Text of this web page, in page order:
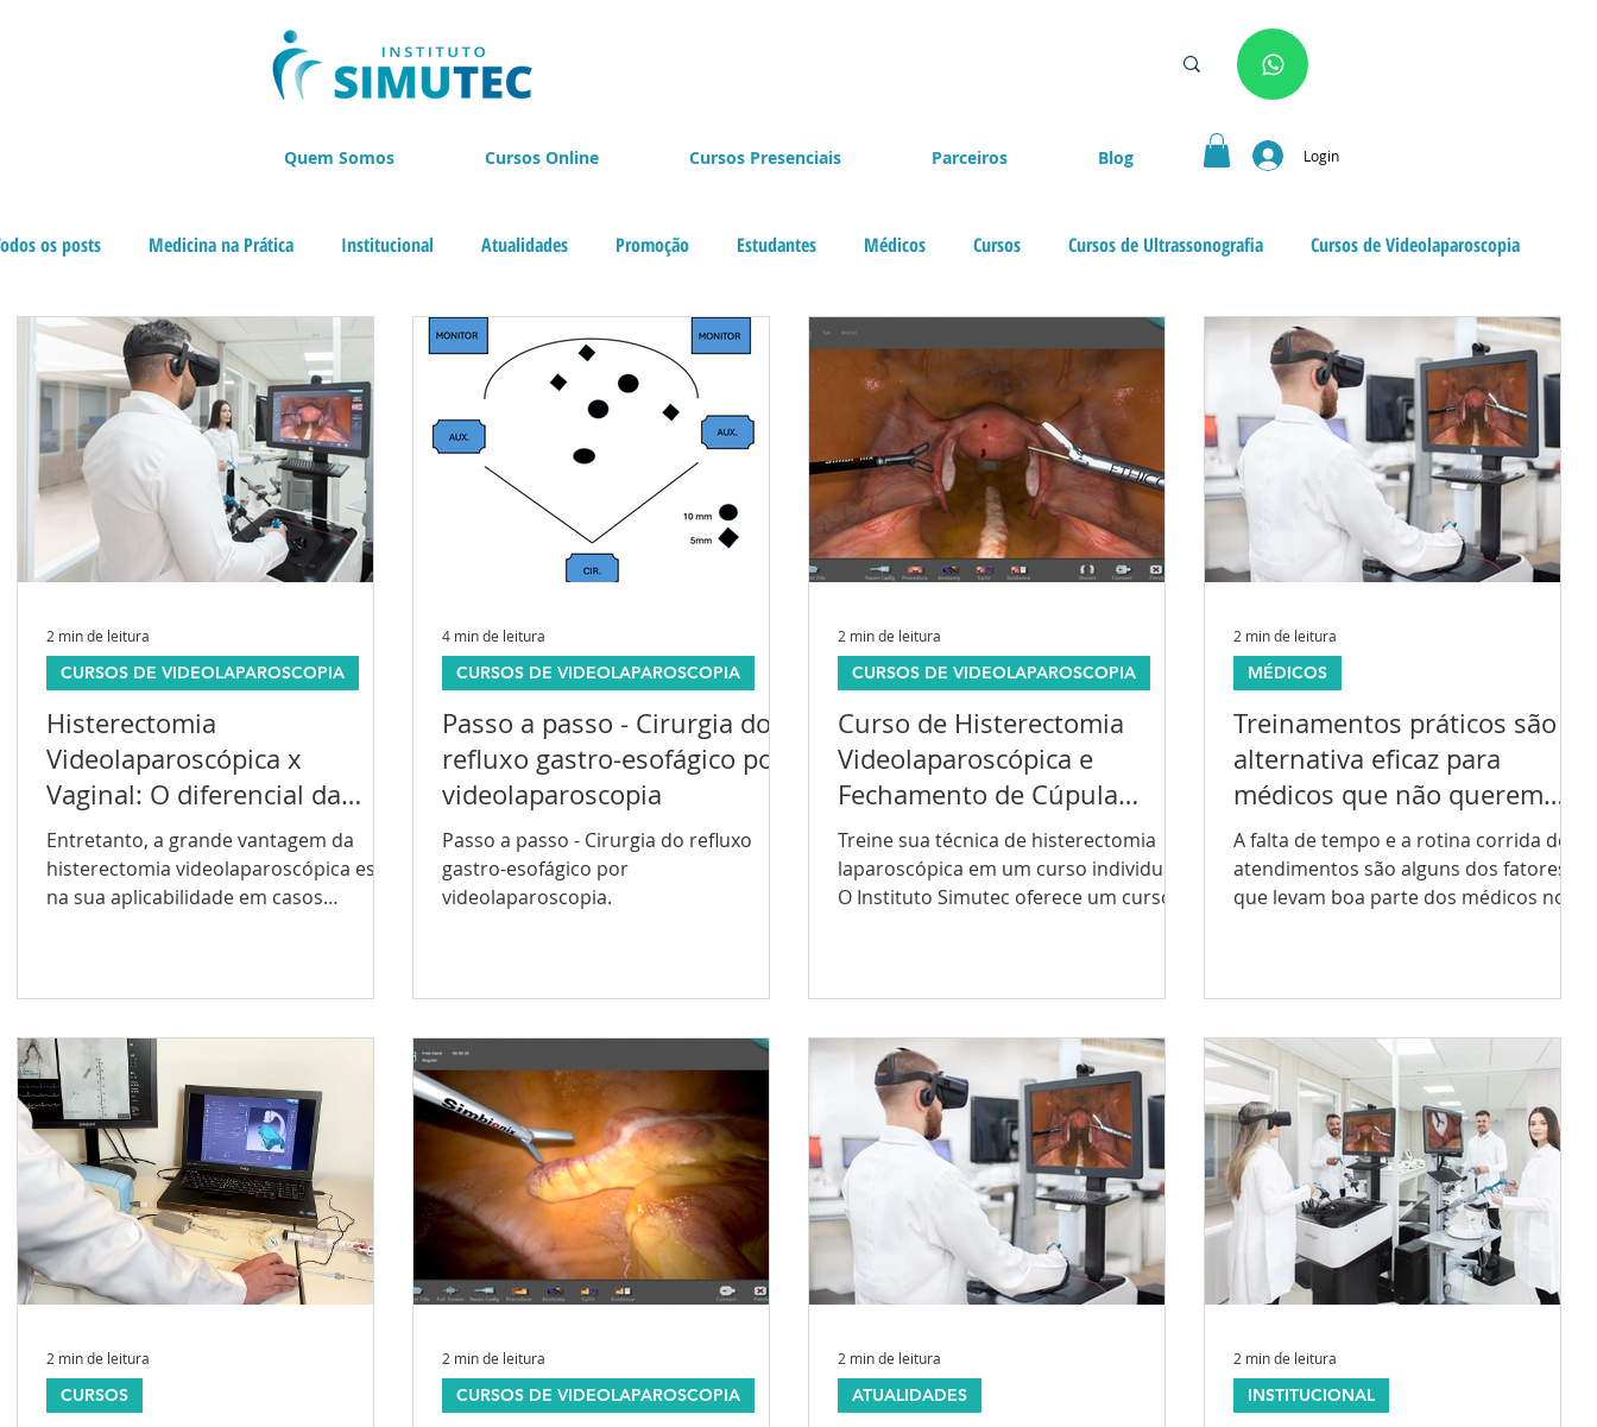
Quem Somos Cursos Online Cursos Presenciais Parceiros Blog Login
os posts Medicina na Prática Institucional Atualidades Promoção Estudantes Médicos Cursos Cursos de Ultrassonografia Cursos de Videolaparoscopia
Cursos de Endoscopia BLACK NOVEMBER
Histerectomia
Videolaparoscópica x
Vaginal: O diferencial da
laparoscopia em Casos
Complexos
Entretanto, a grande vantagem da
histerectomia videolaparoscópica está
na sua aplicabilidade em casos
CURSOS DE VIDEOLAPAROSCOPIA
2 min de leitura
Passo a passo - Cirurgia do
refluxo gastro-esofágico por
videolaparoscopia
Passo a passo - Cirurgia do refluxo
gastro-esofágico por
videolaparoscopia.
CURSOS DE VIDEOLAPAROSCOPIA
4 min de leitura
Curso de Histerectomia
Videolaparoscópica e
Fechamento de Cúpula
Vaginal
Treine sua técnica de histerectomia
laparoscópica em um curso individual
O Instituto Simutec oferece um curso
CURSOS DE VIDEOLAPAROSCOPIA
2 min de leitura
Treinamentos práticos são
alternativa eficaz para
médicos que não querem
investir em pós-graduação
A falta de tempo e a rotina corrida de
atendimentos são alguns dos fatores
que levam boa parte dos médicos no
MÉDICOS
2 min de leitura
CURSOS
2 min de leitura
CURSOS DE VIDEOLAPAROSCOPIA
2 min de leitura
ATUALIDADES
2 min de leitura
INSTITUCIONAL
2 min de leitura